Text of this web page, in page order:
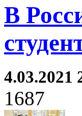
В
4.03.2021
1687